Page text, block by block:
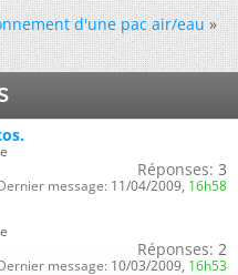
d'une pac air/eau »
Réponses: 3
message: 11/04/2009, 16h58
Réponses: 2
message: 10/03/2009, 16h53